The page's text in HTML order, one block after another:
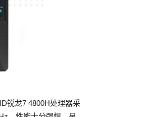
锐龙7 4800H处理器采